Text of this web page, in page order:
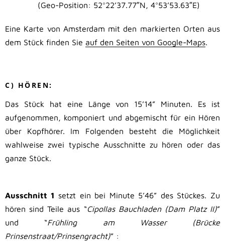
(Geo-Position: 52°22’37.77″N, 4°53’53.63″E)
Eine Karte von Amsterdam mit den markierten Orten aus
dem Stück finden Sie auf den Seiten von Google-Maps.
C) HÖREN:
Das Stück hat eine Länge von 15’14” Minuten. Es ist
aufgenommen, komponiert und abgemischt für ein Hören
über Kopfhörer. Im Folgenden besteht die Möglichkeit
wahlweise zwei typische Ausschnitte zu hören oder das
ganze Stück.
Ausschnitt 1 setzt ein bei Minute 5’46” des Stückes. Zu
hören sind Teile aus “Cipollas Bauchladen (Dam Platz II)”
und “Frühling am Wasser (Brücke
Prinsenstraat/Prinsengracht)” :